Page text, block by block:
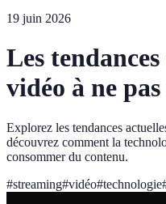
19 juin 2026
Les
vidéo à ne
Explorez les tendances
découvrez comment la
consommer du contenu.
#streaming#vidéo#technologie